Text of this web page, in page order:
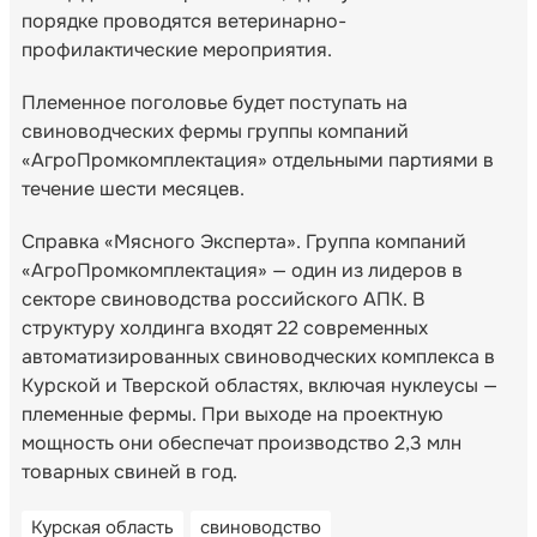
порядке проводятся ветеринарно-
профилактические мероприятия.
Племенное поголовье будет поступать на
свиноводческих фермы группы компаний
«АгроПромкомплектация» отдельными партиями в
течение шести месяцев.
Справка «Мясного Эксперта». Группа компаний
«АгроПромкомплектация» — один из лидеров в
секторе свиноводства российского АПК. В
структуру холдинга входят 22 современных
автоматизированных свиноводческих комплекса в
Курской и Тверской областях, включая нуклеусы —
племенные фермы. При выходе на проектную
мощность они обеспечат производство 2,3 млн
товарных свиней в год.
Курская область свиноводство